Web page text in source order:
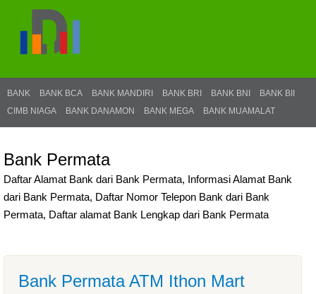
BANK BANK BCA BANK MANDIRI BANK BRI BANK BNI
BANK BII
CIMB NIAGA
BANK DANAMON BANK MEGA BANK MUAMALAT
Bank Permata
Daftar Alamat Bank dari Bank Permata, Informasi Alamat Bank
dari Bank Permata, Daftar Nomor Telepon Bank dari Bank
Permata, Daftar alamat Bank Lengkap dari Bank Permata
Bank Permata ATM Ithon Mart